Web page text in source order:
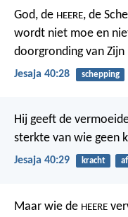
God, de HEERE, de
wordt niet moe en
doorgronding van Zijn
Jesaja 40:28 schepping
Hij geeft de
sterkte van wie geen
Jesaja 40:29 kracht
Maar wie de HEERE